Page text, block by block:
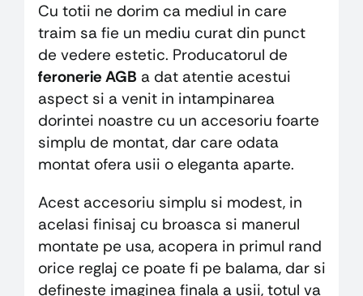
Cu totii ne dorim ca mediul in care
traim sa fie un mediu curat din punct
de vedere estetic. Producatorul de
feronerie AGB a dat atentie acestui
aspect si a venit in intampinarea
dorintei noastre cu un accesoriu foarte
simplu de montat, dar care odata
montat ofera usii o eleganta aparte.
Acest accesoriu simplu si modest, in
acelasi finisaj cu broasca si manerul
montate pe usa, acopera in primul rand
orice reglaj ce poate fi pe balama, dar si
defineste imaginea finala a usii, totul va